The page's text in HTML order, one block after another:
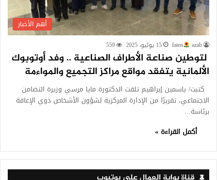
أهم الأخبار
faten azab 15 يوليو، 2025 559
لتوطين صناعة الأطراف الصناعية .. وفد أوتوبوك
الألمانية يتفقد مواقع مراكز التجميع والمواءمة
كتبت/ ياسمين إبراهيم تلقت الدكتورة مايا مرسي وزيرة التضامن
الاجتماعي، تقريرًا من الإدارة المركزية لشؤون الأشخاص ذوي الإعاقة
برئاسة…
أكمل القراءة »